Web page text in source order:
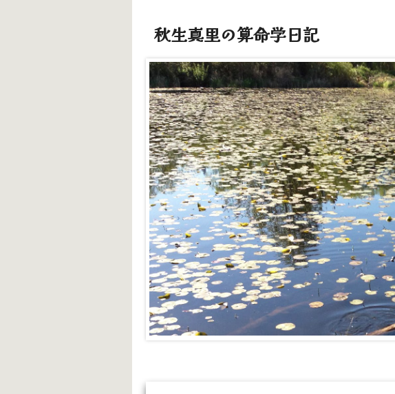
秋生真里の算命学日記